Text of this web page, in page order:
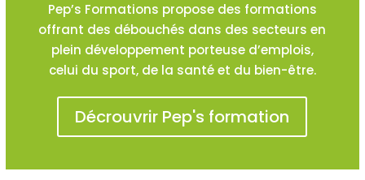
Pep’s Formations propose des formations
offrant des débouchés dans des secteurs en
plein développement porteuse d’emplois,
celui du sport, de la santé et du bien-être.
Décrouvrir Pep's formation